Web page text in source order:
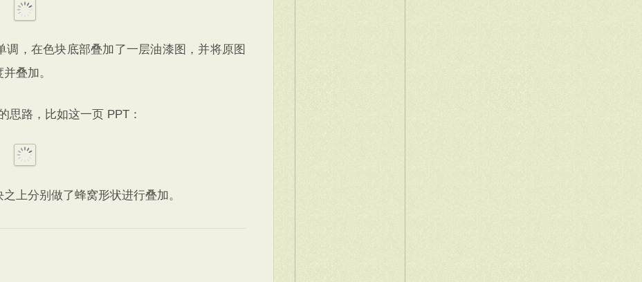
，在色块底部叠加了一层油漆图，并将原图
叠加。
思路，比如这一页 PPT：
上分别做了蜂窝形状进行叠加。